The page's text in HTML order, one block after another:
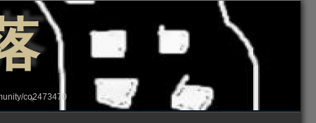
co2473470